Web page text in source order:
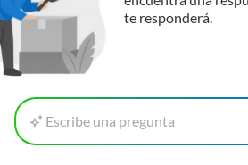
te responderá.
Escribe una pregunta